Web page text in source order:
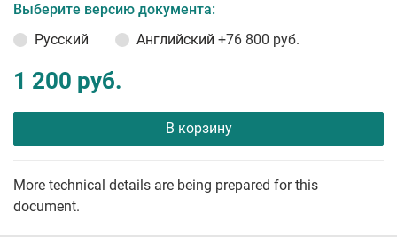
Выберите версию документа:
Русский
Английский +76 800 руб.
1 200 руб.
В корзину
More technical details are being prepared for this
document.